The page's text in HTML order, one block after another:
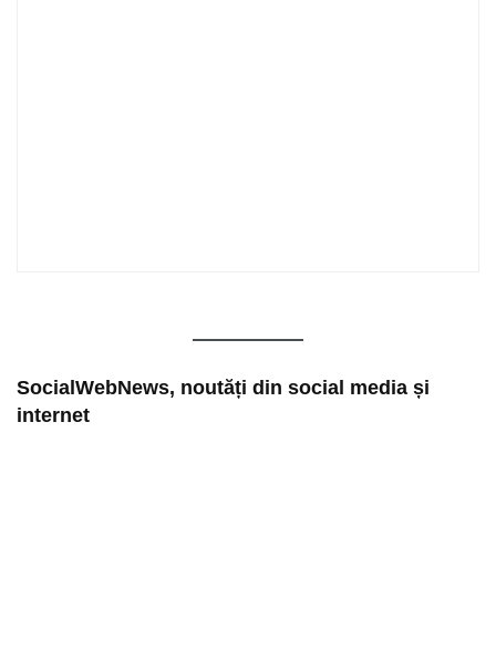
SocialWebNews, noutăți din social media și
internet